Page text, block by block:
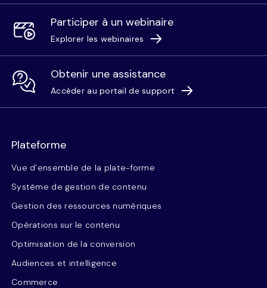
Participer à un webinaire
Explorer les webinaires
Obtenir une assistance
Accéder au portail de support
Plateforme
Vue d’ensemble de la plate-forme
Système de gestion de contenu
Gestion des ressources numériques
Opérations sur le contenu
Optimisation de la conversion
Audiences et intelligence
Commerce